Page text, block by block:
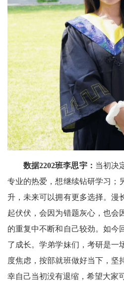
数据2202班李思宇： 当初决
专业的热爱，想继续钻研学习；
升，未来可以拥有更多选择。漫
起伏伏，会因为错题灰心，也会
的重复中不断和自己较劲。如今
了成长。学弟学妹们，考研是一
度焦虑，按部就班做好当下，坚
幸自己当初没有退缩，希望大家